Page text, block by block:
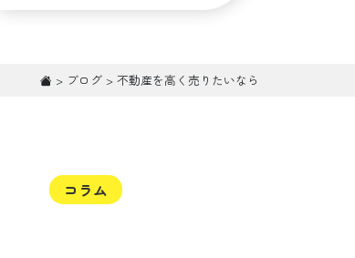
> ブログ > 不動産を高く売りたいなら
コラム